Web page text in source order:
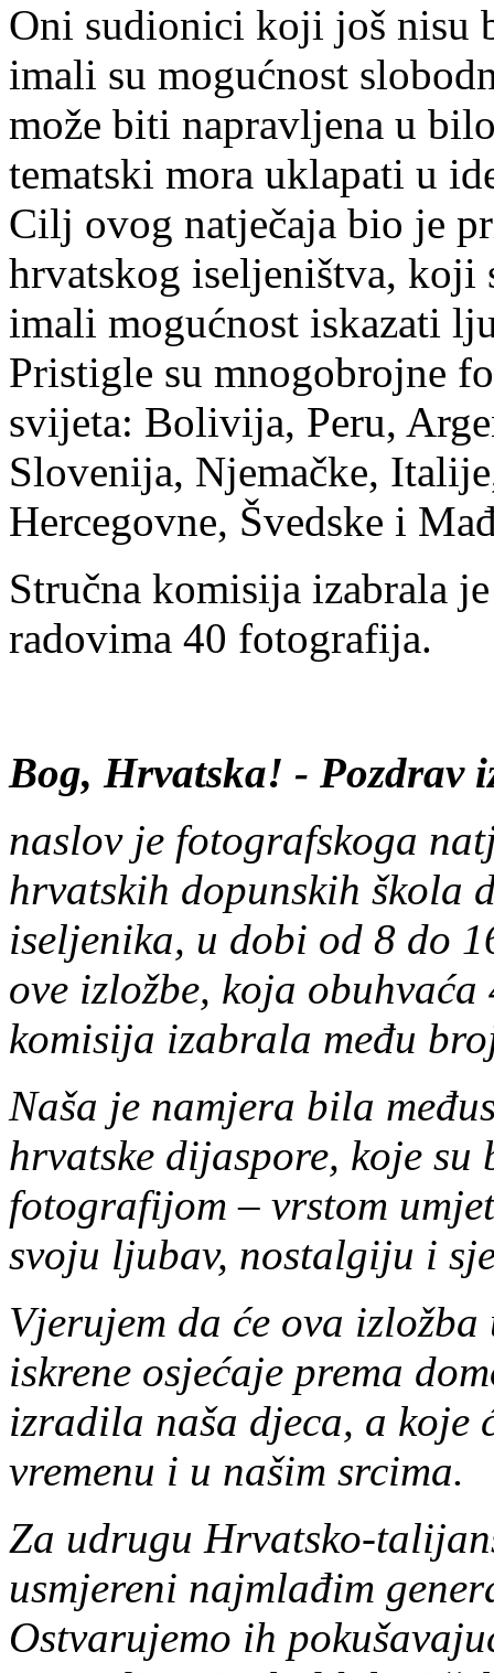
Oni sudionici koji još
imali su mogućnost
može biti napravljena u
tematski mora uklapati u
Cilj ovog natječaja bio je
hrvatskog iseljeništva, koji
imali mogućnost iskazati
Pristigle su mnogobrojne
svijeta: Bolivija, Peru,
Slovenija, Njemačke,
Hercegovne, Švedske i
Stručna komisija izabrala
radovima 40 fotografija.
Bog, Hrvatska! - Pozdrav
naslov je fotografskoga
hrvatskih dopunskih škola
iseljenika, u dobi od 8 do
ove izložbe, koja
komisija izabrala među
Naša je namjera bila
hrvatske dijaspore, koje
fotografijom – vrstom
svoju ljubav, nostalgiju i
Vjerujem da će ova
iskrene osjećaje prema
izradila naša djeca, a koje
vremenu i u našim srcima.
Za udrugu Hrvatsko-
usmjereni najmlađim
Ostvarujemo ih